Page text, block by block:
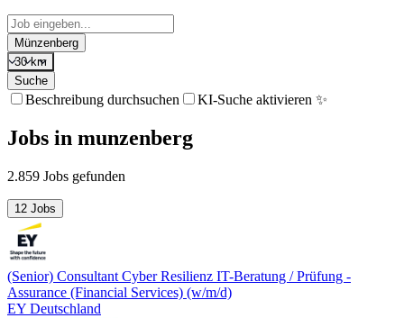
Münzenberg
30 km
Suche
Beschreibung durchsuchen KI-Suche aktivieren ✨
Jobs in munzenberg
2.859 Jobs gefunden
12 Jobs
(Senior) Consultant Cyber Resilienz IT-Beratung / Prüfung -
Assurance (Financial Services) (w/m/d)
EY Deutschland